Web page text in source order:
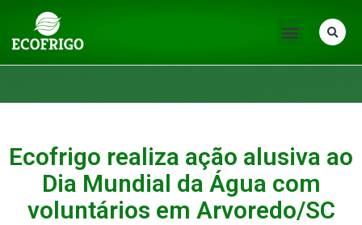
Ecofrigo realiza ação alusiva ao
Dia Mundial da Água com
voluntários em Arvoredo/SC